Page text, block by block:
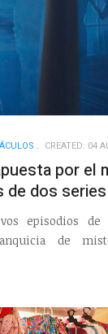
CREATED: 04
por el
de dos series
episodios
de